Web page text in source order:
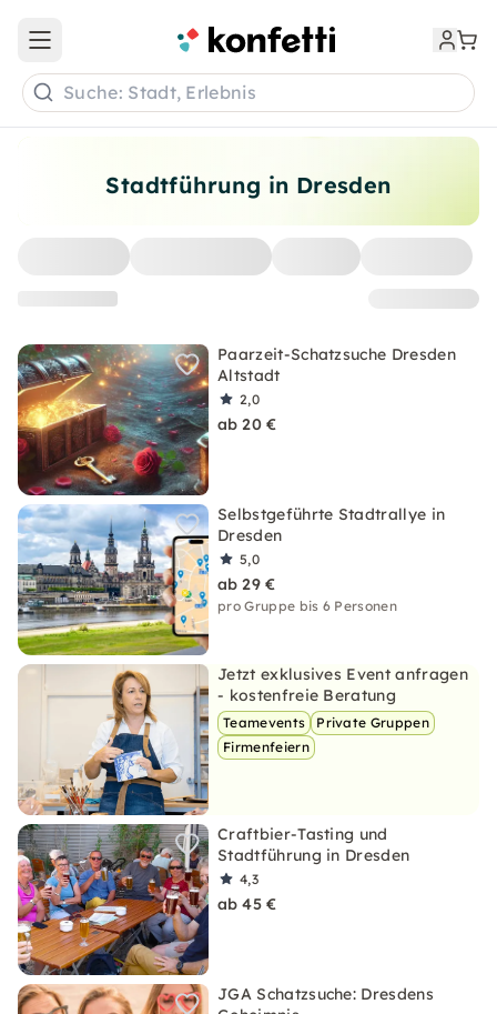
Stadtführung in Dresden
Paarzeit-Schatzsuche Dresden
Altstadt
2,0
ab 20 €
Selbstgeführte Stadtrallye in
Dresden
5,0
ab 29 €
pro Gruppe bis 6 Personen
Jetzt exklusives Event anfragen
- kostenfreie Beratung
Teamevents
Private Gruppen
Firmenfeiern
Craftbier-Tasting und
Stadtführung in Dresden
4,3
ab 45 €
JGA Schatzsuche: Dresdens
Open main menu
Suche: Stadt, Erlebnis